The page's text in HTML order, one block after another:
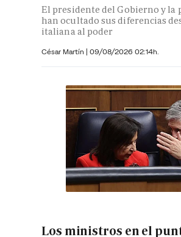
El presidente del Gobierno y
han ocultado sus diferencias
italiana al poder
César Martín | 09/08/2026 02:14h.
Los ministros en el